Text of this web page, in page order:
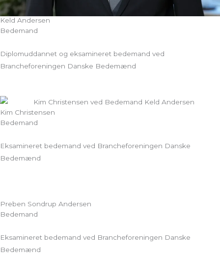
Keld Andersen
Bedemand
Diplomuddannet og eksamineret bedemand ved
Brancheforeningen Danske Bedemænd
Kim Christensen
Bedemand
Eksamineret bedemand ved Brancheforeningen Danske
Bedemænd
Preben Sondrup Andersen
Bedemand
Eksamineret bedemand ved Brancheforeningen Danske
Bedemænd